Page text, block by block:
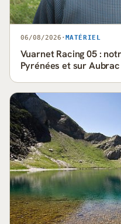
06/08/2026 · MATÉRIEL
Vuarnet Racing 05 :
Pyrénées et sur Aubrac